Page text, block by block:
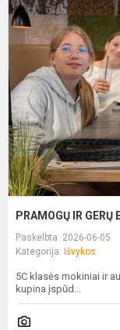
PRAMOGŲ IR GERŲ
Paskelbta: 2026-06-05
Kategorija: Išvykos
5C klasės mokiniai ir
kupina įspūd...